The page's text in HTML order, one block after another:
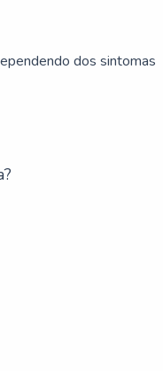
dos sintomas